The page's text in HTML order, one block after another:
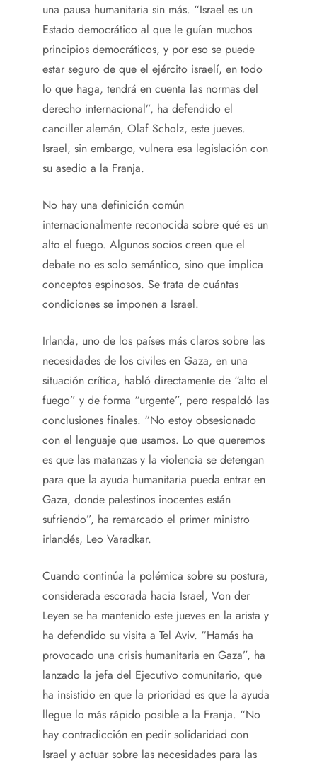
una pausa humanitaria sin más. “Israel es un
Estado democrático al que le guían muchos
principios democráticos, y por eso se puede
estar seguro de que el ejército israelí, en todo
lo que haga, tendrá en cuenta las normas del
derecho internacional”, ha defendido el
canciller alemán, Olaf Scholz, este jueves.
Israel, sin embargo, vulnera esa legislación con
su asedio a la Franja.
No hay una definición común
internacionalmente reconocida sobre qué es un
alto el fuego. Algunos socios creen que el
debate no es solo semántico, sino que implica
conceptos espinosos. Se trata de cuántas
condiciones se imponen a Israel.
Irlanda, uno de los países más claros sobre las
necesidades de los civiles en Gaza, en una
situación crítica, habló directamente de “alto el
fuego” y de forma “urgente”, pero respaldó las
conclusiones finales. “No estoy obsesionado
con el lenguaje que usamos. Lo que queremos
es que las matanzas y la violencia se detengan
para que la ayuda humanitaria pueda entrar en
Gaza, donde palestinos inocentes están
sufriendo”, ha remarcado el primer ministro
irlandés, Leo Varadkar.
Cuando continúa la polémica sobre su postura,
considerada escorada hacia Israel, Von der
Leyen se ha mantenido este jueves en la arista y
ha defendido su visita a Tel Aviv. “Hamás ha
provocado una crisis humanitaria en Gaza”, ha
lanzado la jefa del Ejecutivo comunitario, que
ha insistido en que la prioridad es que la ayuda
llegue lo más rápido posible a la Franja. “No
hay contradicción en pedir solidaridad con
Israel y actuar sobre las necesidades para las